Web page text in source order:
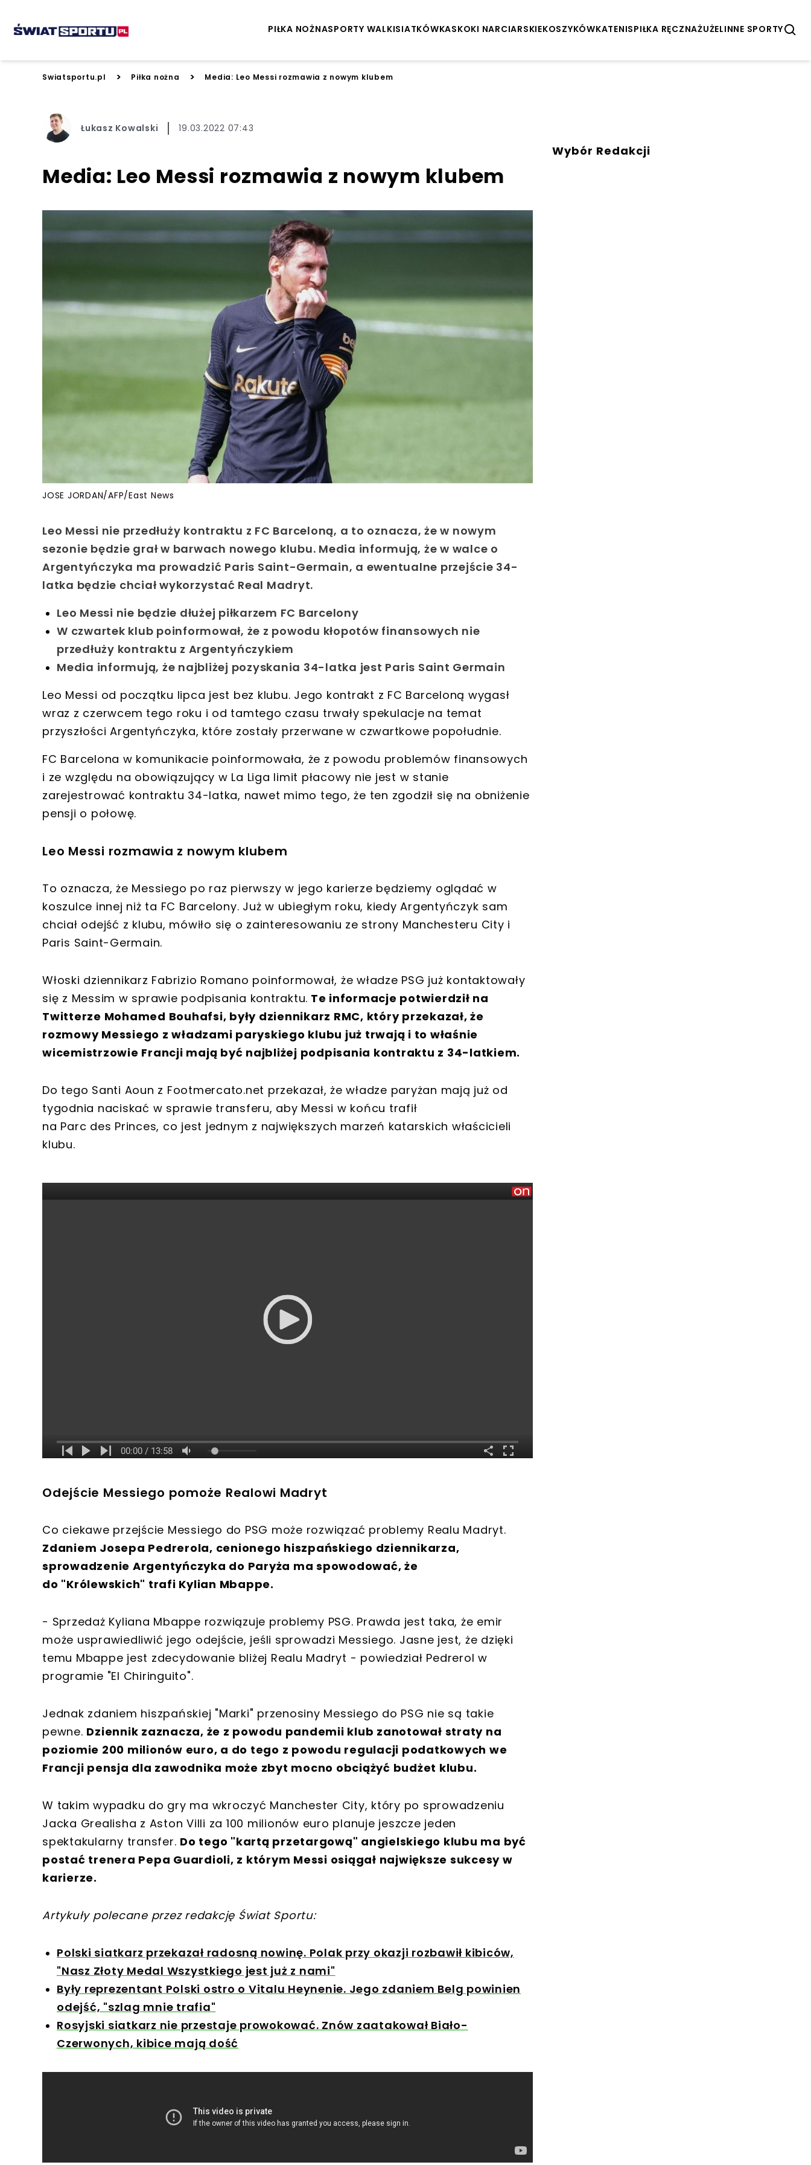
PIŁKA NOŻNASPORTY WALKISIATKÓWKASKOKI NARCIARSKIEKOSZYKÓWKATENISPIŁKA RĘCZNAŻUŻELINNE SPORTY
Swiatsportu.pl > Piłka nożna > Media: Leo Messi rozmawia z nowym klubem
Łukasz Kowalski 19.03.2022 07:43
Media: Leo Messi rozmawia z nowym klubem
JOSE JORDAN/AFP/East News
Leo Messi nie przedłuży kontraktu z FC Barceloną, a to oznacza, że w nowym
sezonie będzie grał w barwach nowego klubu. Media informują, że w walce o
Argentyńczyka ma prowadzić Paris Saint-Germain, a ewentualne przejście 34-
latka będzie chciał wykorzystać Real Madryt.
Leo Messi nie będzie dłużej piłkarzem FC Barcelony
W czwartek klub poinformował, że z powodu kłopotów finansowych nie
przedłuży kontraktu z Argentyńczykiem
Media informują, że najbliżej pozyskania 34-latka jest Paris Saint Germain
Leo Messi od początku lipca jest bez klubu. Jego kontrakt z FC Barceloną wygasł
wraz z czerwcem tego roku i od tamtego czasu trwały spekulacje na temat
przyszłości Argentyńczyka, które zostały przerwane w czwartkowe popołudnie.
FC Barcelona w komunikacie poinformowała, że z powodu problemów finansowych
i ze względu na obowiązujący w La Liga limit płacowy nie jest w stanie
zarejestrować kontraktu 34-latka, nawet mimo tego, że ten zgodził się na obniżenie
pensji o połowę.
Leo Messi rozmawia z nowym klubem
To oznacza, że Messiego po raz pierwszy w jego karierze będziemy oglądać w
koszulce innej niż ta FC Barcelony. Już w ubiegłym roku, kiedy Argentyńczyk sam
chciał odejść z klubu, mówiło się o zainteresowaniu ze strony Manchesteru City i
Paris Saint-Germain.
Włoski dziennikarz Fabrizio Romano poinformował, że władze PSG już kontaktowały
się z Messim w sprawie podpisania kontraktu. Te informacje potwierdził na
Twitterze Mohamed Bouhafsi, były dziennikarz RMC, który przekazał, że
rozmowy Messiego z władzami paryskiego klubu już trwają i to właśnie
wicemistrzowie Francji mają być najbliżej podpisania kontraktu z 34-latkiem.
Do tego Santi Aoun z Footmercato.net przekazał, że władze paryżan mają już od
tygodnia naciskać w sprawie transferu, aby Messi w końcu trafił
na Parc des Princes, co jest jednym z największych marzeń katarskich właścicieli
klubu.
Odejście Messiego pomoże Realowi Madryt
Co ciekawe przejście Messiego do PSG może rozwiązać problemy Realu Madryt.
Zdaniem Josepa Pedrerola, cenionego hiszpańskiego dziennikarza,
sprowadzenie Argentyńczyka do Paryża ma spowodować, że
do "Królewskich" trafi Kylian Mbappe.
- Sprzedaż Kyliana Mbappe rozwiązuje problemy PSG. Prawda jest taka, że emir
może usprawiedliwić jego odejście, jeśli sprowadzi Messiego. Jasne jest, że dzięki
temu Mbappe jest zdecydowanie bliżej Realu Madryt - powiedział Pedrerol w
programie "El Chiringuito".
Jednak zdaniem hiszpańskiej "Marki" przenosiny Messiego do PSG nie są takie
pewne. Dziennik zaznacza, że z powodu pandemii klub zanotował straty na
poziomie 200 milionów euro, a do tego z powodu regulacji podatkowych we
Francji pensja dla zawodnika może zbyt mocno obciążyć budżet klubu.
W takim wypadku do gry ma wkroczyć Manchester City, który po sprowadzeniu
Jacka Grealisha z Aston Villi za 100 milionów euro planuje jeszcze jeden
spektakularny transfer. Do tego "kartą przetargową" angielskiego klubu ma być
postać trenera Pepa Guardioli, z którym Messi osiągał największe sukcesy w
karierze.
Artykuły polecane przez redakcję Świat Sportu:
Polski siatkarz przekazał radosną nowinę. Polak przy okazji rozbawił kibiców,
"Nasz Złoty Medal Wszystkiego jest już z nami"
Były reprezentant Polski ostro o Vitalu Heynenie. Jego zdaniem Belg powinien
odejść, "szlag mnie trafia"
Rosyjski siatkarz nie przestaje prowokować. Znów zaatakował Biało-
Czerwonych, kibice mają dość
Wybór Redakcji